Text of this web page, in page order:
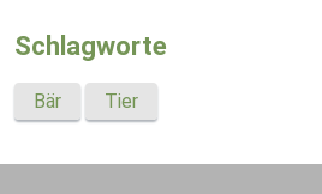
Schlagworte
Bär Tier